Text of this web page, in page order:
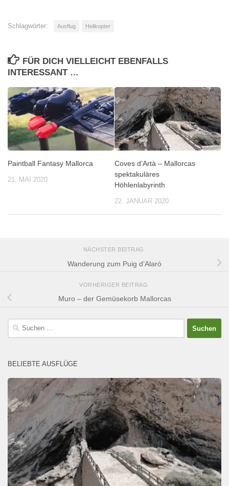
Schlagwörter: Ausflug Helikopter
FÜR DICH VIELLEICHT EBENFALLS
INTERESSANT …
Paintball Fantasy Mallorca
21. MAI 2020
Coves d’Artà – Mallorcas
spektakuläres
Höhlenlabyrinth
22. JANUAR 2020
NÄCHSTER BEITRAG
Wanderung zum Puig d’Alaró
VORHERIGER BEITRAG
Muro – der Gemüsekorb Mallorcas
Suchen
nach:
BELIEBTE AUSFLÜGE